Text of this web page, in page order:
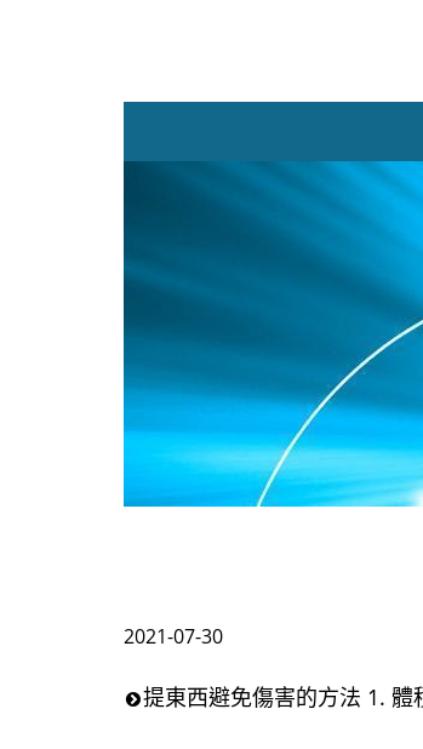
2021-07-30
提東西避免傷害的方法 1.